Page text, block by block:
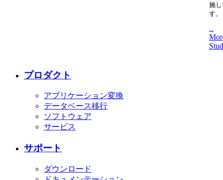
施
す。
...
プロダクト
アプリケーション変換
データベース移行
ソフトウェア
サービス
サポート
ダウンロード